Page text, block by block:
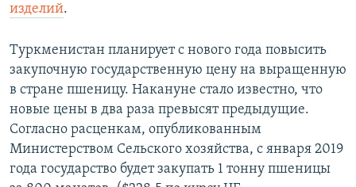
изделий.
Туркменистан планирует с нового года повысить
закупочную государственную цену на выращенную
в стране пшеницу. Накануне стало известно, что
новые цены в два раза превысят предыдущие.
Согласно расценкам, опубликованным
Министерством Сельского хозяйства, с января 2019
года государство будет закупать 1 тонну пшеницы